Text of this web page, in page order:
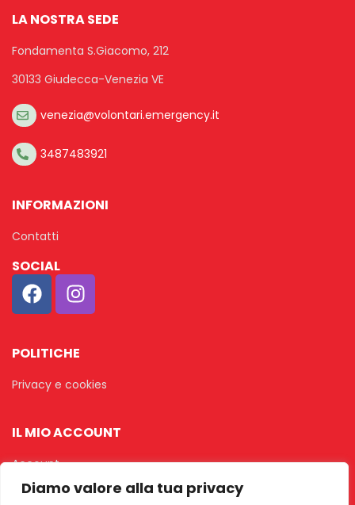
Diamo valore alla tua privacy
LA NOSTRA SEDE
Fondamenta S.Giacomo, 212
30133 Giudecca-Venezia VE
venezia@volontari.emergency.it
3487483921
INFORMAZIONI
Contatti
SOCIAL
POLITICHE
Privacy e cookies
IL MIO ACCOUNT
Account
Ordini